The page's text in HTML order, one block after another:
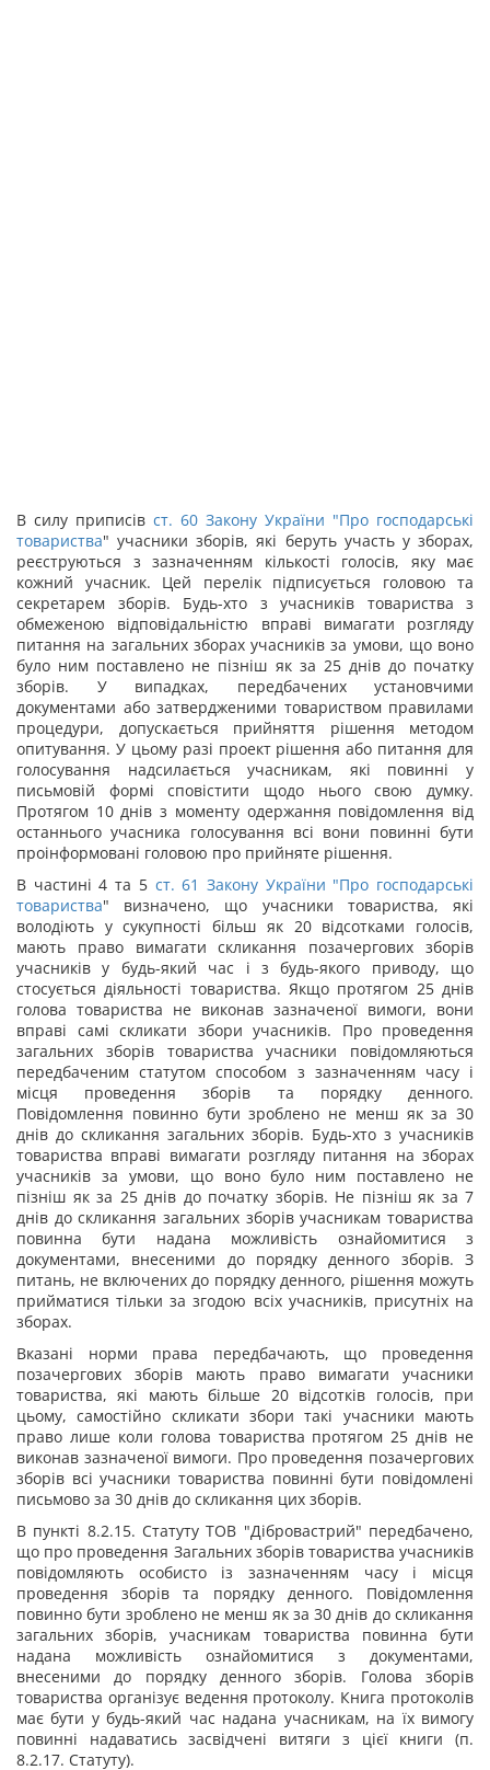
В силу приписів ст. 60 Закону України "Про господарські
товариства" учасники зборів, які беруть участь у зборах,
реєструються з зазначенням кількості голосів, яку має
кожний учасник. Цей перелік підписується головою та
секретарем зборів. Будь-хто з учасників товариства з
обмеженою відповідальністю вправі вимагати розгляду
питання на загальних зборах учасників за умови, що воно
було ним поставлено не пізніш як за 25 днів до початку
зборів. У випадках, передбачених установчими
документами або затвердженими товариством правилами
процедури, допускається прийняття рішення методом
опитування. У цьому разі проект рішення або питання для
голосування надсилається учасникам, які повинні у
письмовій формі сповістити щодо нього свою думку.
Протягом 10 днів з моменту одержання повідомлення від
останнього учасника голосування всі вони повинні бути
проінформовані головою про прийняте рішення.
В частині 4 та 5 ст. 61 Закону України "Про господарські
товариства" визначено, що учасники товариства, які
володіють у сукупності більш як 20 відсотками голосів,
мають право вимагати скликання позачергових зборів
учасників у будь-який час і з будь-якого приводу, що
стосується діяльності товариства. Якщо протягом 25 днів
голова товариства не виконав зазначеної вимоги, вони
вправі самі скликати збори учасників. Про проведення
загальних зборів товариства учасники повідомляються
передбаченим статутом способом з зазначенням часу і
місця проведення зборів та порядку денного.
Повідомлення повинно бути зроблено не менш як за 30
днів до скликання загальних зборів. Будь-хто з учасників
товариства вправі вимагати розгляду питання на зборах
учасників за умови, що воно було ним поставлено не
пізніш як за 25 днів до початку зборів. Не пізніш як за 7
днів до скликання загальних зборів учасникам товариства
повинна бути надана можливість ознайомитися з
документами, внесеними до порядку денного зборів. З
питань, не включених до порядку денного, рішення можуть
прийматися тільки за згодою всіх учасників, присутніх на
зборах.
Вказані норми права передбачають, що проведення
позачергових зборів мають право вимагати учасники
товариства, які мають більше 20 відсотків голосів, при
цьому, самостійно скликати збори такі учасники мають
право лише коли голова товариства протягом 25 днів не
виконав зазначеної вимоги. Про проведення позачергових
зборів всі учасники товариства повинні бути повідомлені
письмово за 30 днів до скликання цих зборів.
В пункті 8.2.15. Статуту ТОВ "Дібровастрий" передбачено,
що про проведення Загальних зборів товариства учасників
повідомляють особисто із зазначенням часу і місця
проведення зборів та порядку денного. Повідомлення
повинно бути зроблено не менш як за 30 днів до скликання
загальних зборів, учасникам товариства повинна бути
надана можливість ознайомитися з документами,
внесеними до порядку денного зборів. Голова зборів
товариства організує ведення протоколу. Книга протоколів
має бути у будь-який час надана учасникам, на їх вимогу
повинні надаватись засвідчені витяги з цієї книги (п.
8.2.17. Статуту).